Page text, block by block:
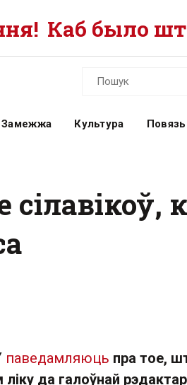
Каб было
Замежжа Культура
паведамляюць пра тое,
да галоўнай